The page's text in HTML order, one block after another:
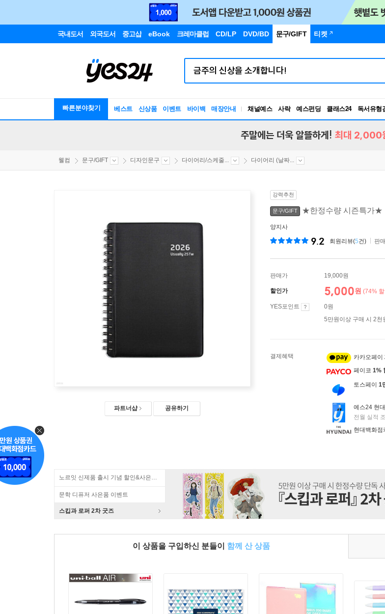
국내도서 외국도서 중고샵 eBook 크레마클럽 CD/LP DVD/BD 문구/GIFT 티켓
빠른분야찾기 베스트 신상품 이벤트 바이백 매장안내 채널예스 사락 예스펀딩 클래스24
독서유형
RBTI Lab
주말에는 더욱 알뜰하게! 최대 2,000
웰컴 문구/GIFT 디자인문구 다이어리/스케줄... 다이어리 (날짜...
파트너샵 공유하기
강력추천
문구/GIFT ★한정수량 시즌특가★
양지사
9.2 회원리뷰(5건) 판
판매가 19,000원
할인가 5,000원 (74%
YES포인트
0원
5만원이상 구매 시 2천
결제혜택 카카오페이
페이코 1%
토스페이 1
예스24 현
전월 실적
현대백화점
노르잇 신제품 출시 기념 할인&사은품 증정!
문학 디퓨저 사은품 이벤트
스킵과 로퍼 2차 굿즈
이 상품을 구입하신 분들이 함께 산 상품